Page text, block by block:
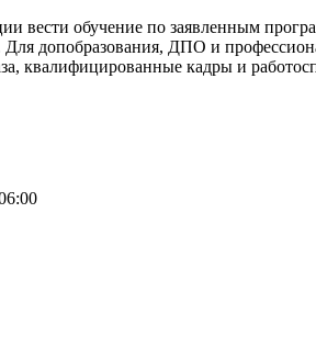
вести обучение по заявленным
допобразования, ДПО и
квалифицированные кадры и